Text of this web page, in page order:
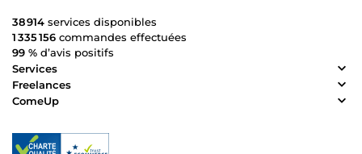
38 914 services disponibles
1 335 156 commandes effectuées
99 % d’avis positifs
Services
Freelances
ComeUp